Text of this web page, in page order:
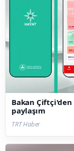
Bakan Çiftçi'den
paylaşım
TRT Haber